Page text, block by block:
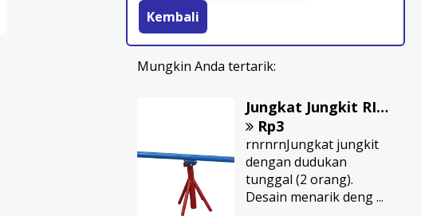
Kembali
Mungkin Anda tertarik:
Jungkat Jungkit RIONE Dudukan Tunggal
Rp3
rnrnrnJungkat jungkit
dengan dudukan
tunggal (2 orang).
Desain menarik deng ...